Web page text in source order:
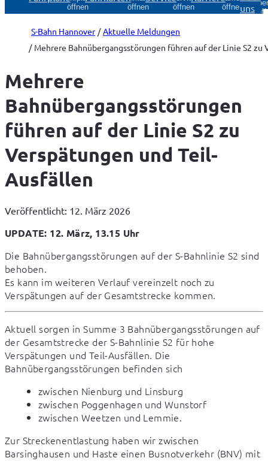
öffnen
öffnen
öffnen
öffnenuns
S-Bahn Hannover
Aktuelle Meldungen
Mehrere Bahnübergangsstörungen führen auf der Linie S2 zu
Mehrere
Bahnübergangsstörungen
führen auf der Linie S2 zu
Verspätungen und Teil-
Ausfällen
Veröffentlicht: 12. März 2026
UPDATE: 12. März, 13.15 Uhr
Die Bahnübergangsstörungen auf der S-Bahnlinie S2 sind
behoben.
Es kann im weiteren Verlauf vereinzelt noch zu
Verspätungen auf der Gesamtstrecke kommen.
Aktuell sorgen in Summe 3 Bahnübergangsstörungen auf
der Gesamtstrecke der S-Bahnlinie S2 für hohe
Verspätungen und Teil-Ausfällen. Die
Bahnübergangsstörungen befinden sich
zwischen Nienburg und Linsburg
zwischen Poggenhagen und Wunstorf
zwischen Weetzen und Lemmie.
Zur Streckenentlastung haben wir zwischen
Barsinghausen und Haste einen Busnotverkehr (BNV) mit